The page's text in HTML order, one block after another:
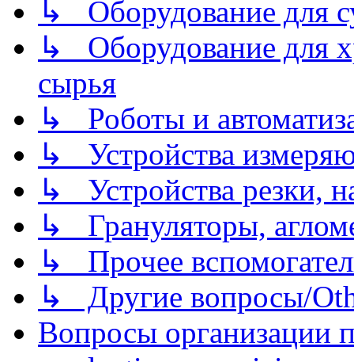
↳ Оборудование для
↳ Оборудование для
сырья
↳ Роботы и
↳ Устройства
↳ Устройства резки,
↳ Грануляторы,
↳ Прочее
↳ Другие вопросы/
Вопросы организации